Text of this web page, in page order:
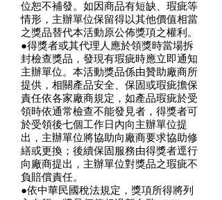
位恕不補發。如因商品有短缺、瑕疵等
情形，主辦單位保留得以其他價值相當
之獎品替代本活動原公佈獎項之權利。
●得獎者或其代理人應於領獎時當場拆
封檢查獎品，發現有瑕疵時應立即通知
主辦單位。本活動獎品係由贊助廠商所
提供，相關產品安全、保固或瑕疵擔保
責任依各家廠商規定，如產品瑕疵於受
領時依通常檢查不能發見者，得獎者可
於受領後七個工作日內向主辦單位提
出，主辦單位將協助向廠商要求協助修
繕或更換；後續保固服務由得獎者逕行
向廠商提出，主辦單位對獎品之瑕疵不
負賠償責任。
●依中華民國稅法規定，獎項所得將列